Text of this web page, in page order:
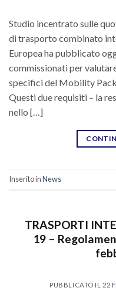
Studio incentrato sulle
di trasporto combinato
Europea ha pubblicato
commissionati per
specifici del Mobility
Questi due requisiti – la
nello […]
Inserito inNews
TRASPORTI
19 –
PUBBLICATO IL 22